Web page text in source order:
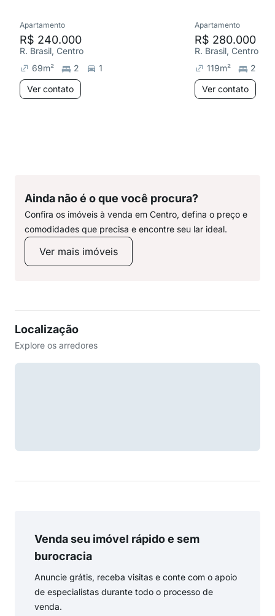
Apartamento
R$ 240.000
R. Brasil, Centro
69m² 2
1
Ver contato
Apartamento
R$ 280.000
R. Brasil, Centro
119m²
2
Ver contato
Ainda não é o que você procura?
Confira os imóveis à venda em Centro, defina o preço e
comodidades que precisa e encontre seu lar ideal.
Ver mais imóveis
Localização
Explore os arredores
Venda seu imóvel rápido e sem
burocracia
Anuncie grátis, receba visitas e conte com o apoio
de especialistas durante todo o processo de
venda.